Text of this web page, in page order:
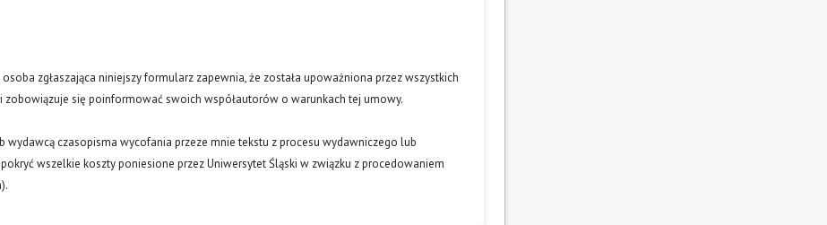
zgłaszająca niniejszy formularz zapewnia, że została upoważniona przez wszystkich
się poinformować swoich współautorów o warunkach tej umowy.
wydawcą czasopisma wycofania przeze mnie tekstu z procesu wydawniczego lub
wszelkie koszty poniesione przez Uniwersytet Śląski w związku z procedowaniem